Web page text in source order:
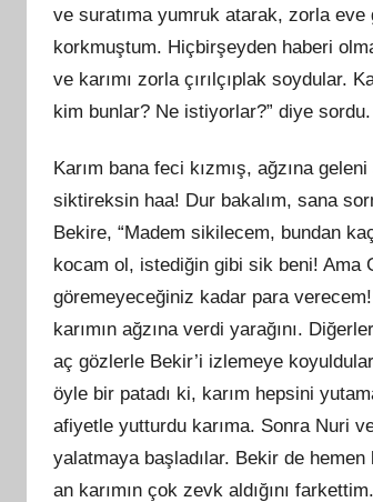
ve suratıma yumruk atarak, zorla
korkmuştum. Hiçbirşeyden haberi
ve karımı zorla çırılçıplak soydular.
kim bunlar? Ne istiyorlar?” diye
Karım bana feci kızmış, ağzına
siktireksin haa! Dur bakalım, sana
Bekire, “Madem sikilecem, bundan
kocam ol, istediğin gibi sik beni! Ama
göremeyeceğiniz kadar para
karımın ağzına verdi yarağını.
aç gözlerle Bekir’i izlemeye
öyle bir patadı ki, karım hepsini
afiyetle yutturdu karıma. Sonra Nuri
yalatmaya başladılar. Bekir de hemen
an karımın çok zevk aldığını farkettim.